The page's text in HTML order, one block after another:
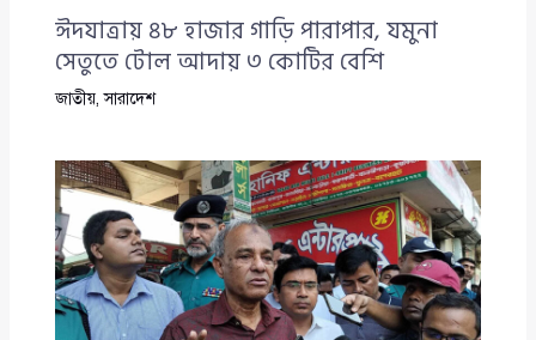
ঈদযাত্রায় ৪৮ হাজার গাড়ি পারাপার, যমুনা
সেতুতে টোল আদায় ৩ কোটির বেশি
জাতীয়,সারাদেশ